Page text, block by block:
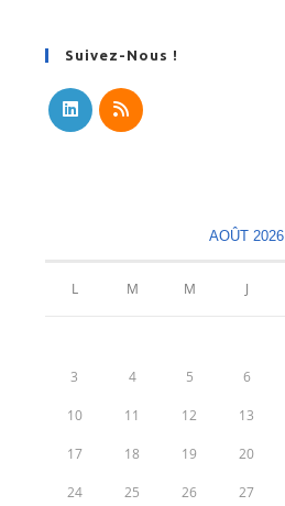
Suivez-Nous !
AOÛT 2026
L M M J
3 4 5 6
10 11 12 13
17 18 19 20
24 25 26 27